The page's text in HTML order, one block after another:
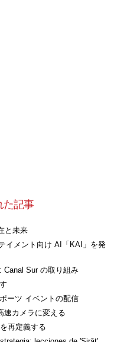
た記事
と未来
イメント向け AI「KAI」を発
Canal Sur の取り組み
ーツ イベントの配信
速カメラに変える
再定義する